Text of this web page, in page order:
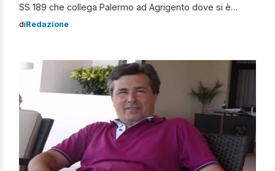
SS 189 che collega Palermo ad Agrigento dove si è
verificato un incidente autonomo. Secondo le prime
probabile colpo di sonno […]
diRedazione